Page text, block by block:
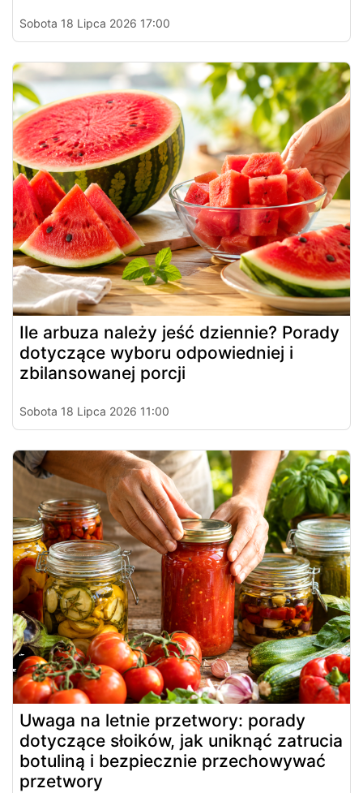
Sobota 18 Lipca 2026 17:00
Ile arbuza należy jeść dziennie? Porady
dotyczące wyboru odpowiedniej i
zbilansowanej porcji
Sobota 18 Lipca 2026 11:00
Uwaga na letnie przetwory: porady
dotyczące słoików, jak uniknąć zatrucia
botuliną i bezpiecznie przechowywać
przetwory